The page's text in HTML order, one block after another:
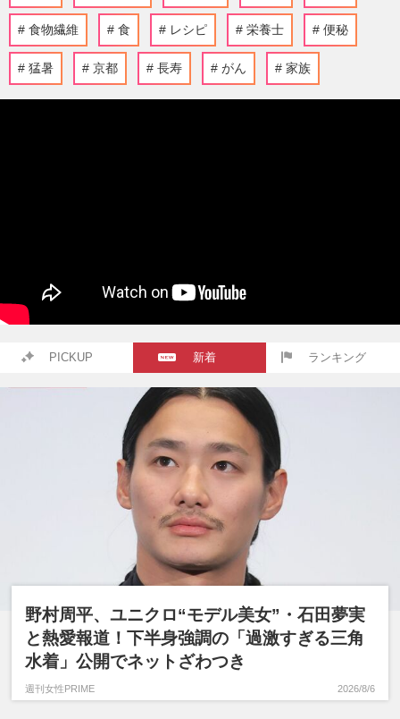
食物繊維 食 レシピ 栄養士 便秘
猛暑 京都 長寿 がん 家族
PICKUP 新着 ランキング
野村周平、ユニクロ“モデル美女”・石田夢実
と熱愛報道！下半身強調の「過激すぎる三角
水着」公開でネットざわつき
週刊女性PRIME 2026/8/6